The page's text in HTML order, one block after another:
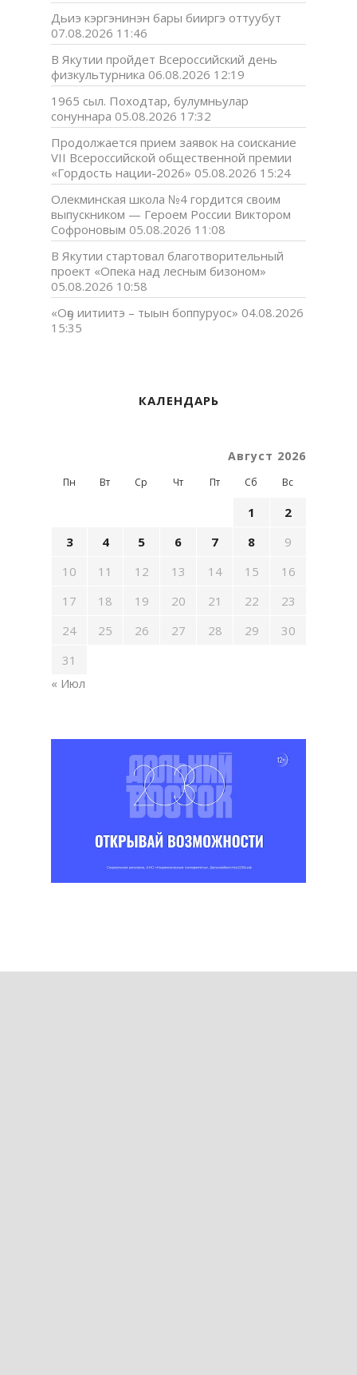
Дьиэ кэргэнинэн бары бииргэ оттуубут
07.08.2026 11:46
В Якутии пройдет Всероссийский день
физкультурника 06.08.2026 12:19
1965 сыл. Походтар, булумньулар
сонуннара 05.08.2026 17:32
Продолжается прием заявок на соискание
VII Всероссийской общественной премии
«Гордость нации-2026» 05.08.2026 15:24
Олекминская школа №4 гордится своим
выпускником — Героем России Виктором
Софроновым 05.08.2026 11:08
В Якутии стартовал благотворительный
проект «Опека над лесным бизоном»
05.08.2026 10:58
«Оҕо иитиитэ – тыын боппуруос» 04.08.2026
15:35
КАЛЕНДАРЬ
Август 2026
Пн Вт Ср Чт Пт Сб Вс
1
2
3
4 5 6 7 8
9
10
11 12 13 14 15
16
17
18 19 20 21 22
23
24
25 26 27 28 29
30
31
« Июл